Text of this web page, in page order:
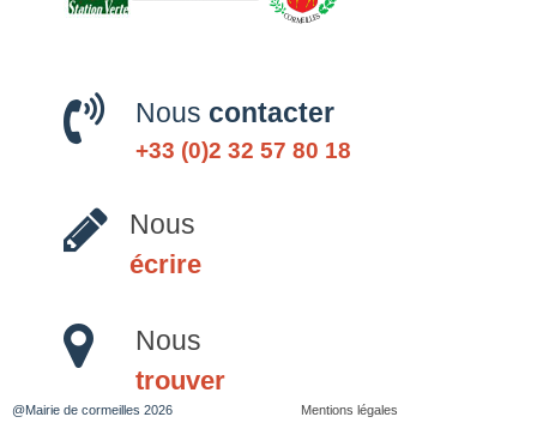
Nous contacter
+33 (0)2 32 57 80 18
Nous
écrire
Nous
trouver
@Mairie de cormeilles 2026 Mentions légales